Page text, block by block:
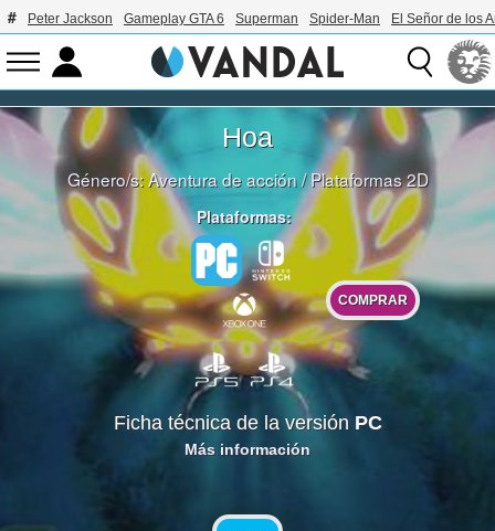
Peter Jackson Gameplay GTA 6 Superman Spider-Man El Señor de los
Hoa
Género/s:Aventura de acción/Plataformas 2D
Plataformas:
COMPRAR
Ficha técnica de la versión PC
Más información